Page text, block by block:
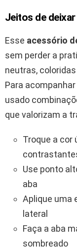
Jeitos de
Esse acessório
sem perder a
neutras,
Para acompanhar
usado
que valorizam a
Troque a cor
Use ponto
aba
Aplique uma
lateral
Faça a aba
sombreado